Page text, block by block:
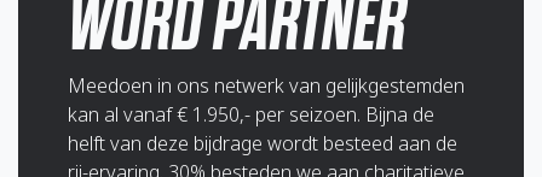
WORD PARTNER
Meedoen in ons netwerk van gelijkgestemden
kan al vanaf € 1.950,- per seizoen. Bijna de
helft van deze bijdrage wordt besteed aan de